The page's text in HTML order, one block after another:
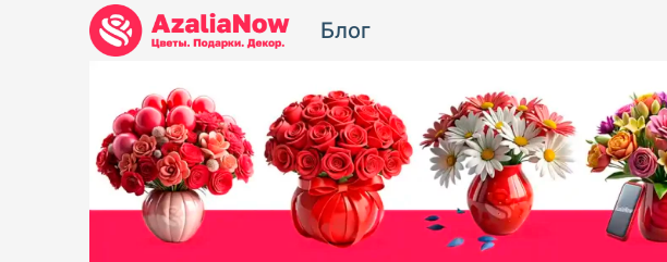
Блог